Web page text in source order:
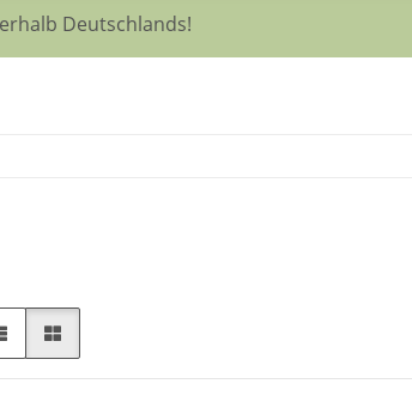
Deutschlands!